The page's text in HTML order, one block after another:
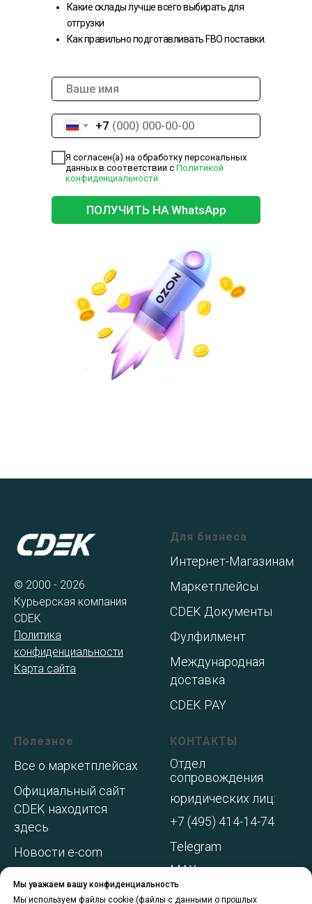
+7
Я согласен(а) на обработку персональных
данных в соответствии с Политикой
конфиденциальности
ПОЛУЧИТЬ НА WhatsApp
Какие склады лучше всего выбирать для
отгрузки
Как правильно подготавливать FBO поставки.
Мы уважаем вашу конфиденциальность
Мы используем файлы cookie (файлы с данными о прошлых
© 2000 - 2026
Курьерская компания
CDEK
Политика
конфиденциальности
Карта сайта
Для бизнеса
Интернет-Магазинам
Маркетплейсы
CDEK Документы
Фулфилмент
Международная
доставка
CDEK PAY
Полезное
Все о маркетплейсах
Официальный сайт
CDEK находится
здесь
Новости e-com
КОНТАКТЫ
Отдел
сопровождения
юридических лиц:
+7 (495) 414-14-74
Telegram
MAX
WhatsApp